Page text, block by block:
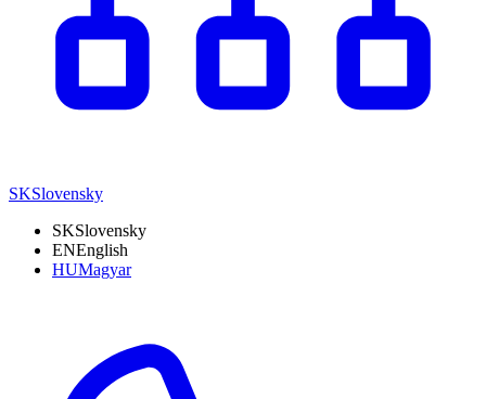
SKSlovensky
SKSlovensky
ENEnglish
HUMagyar